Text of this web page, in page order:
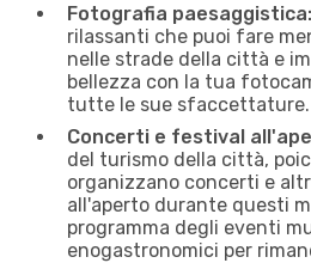
Fotografia paesaggistica:
rilassanti che puoi fare
nelle strade della città e
bellezza con la tua
tutte le sue sfaccettature.
Concerti e festival
del turismo della città,
organizzano concerti e
all'aperto durante questi
programma degli eventi
enogastronomici per